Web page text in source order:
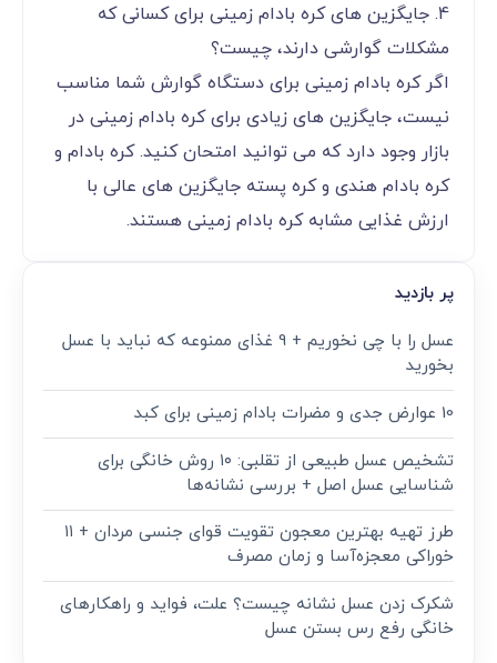
4. جایگزین های کره بادام زمینی برای کسانی که
مشکلات گوارشی دارند، چیست؟
اگر کره بادام زمینی برای دستگاه گوارش شما مناسب
نیست، جایگزین های زیادی برای کره بادام زمینی در
بازار وجود دارد که می توانید امتحان کنید. کره بادام و
کره بادام هندی و کره پسته جایگزین های عالی با
ارزش غذایی مشابه کره بادام زمینی هستند.
پر بازدید
عسل را با چی نخوریم + 9 غذای ممنوعه که نباید با عسل
بخورید
10 عوارض جدی و مضرات بادام زمینی برای کبد
تشخیص عسل طبیعی از تقلبی: ۱۰ روش خانگی برای
شناسایی عسل اصل + بررسی نشانه‌ها
طرز تهیه بهترین معجون تقویت قوای جنسی مردان + ۱۱
خوراکی معجزه‌آسا و زمان مصرف
شکرک زدن عسل نشانه چیست؟ علت، فواید و راهکارهای
خانگی رفع رس بستن عسل